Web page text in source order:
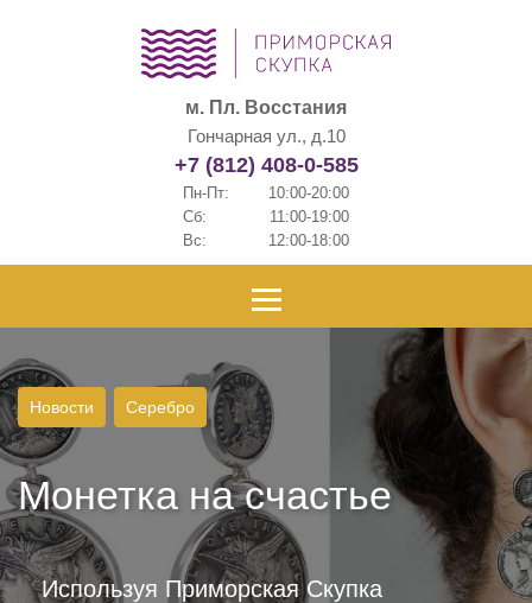
м. Пл. Восстания
Гончарная ул., д.10
+7 (812) 408-0-585
Пн-Пт:
10:00-20:00
Сб:
11:00-19:00
Вс:
12:00-18:00
Новости Серебро
Монетка на счастье
Используя Приморская Скупка